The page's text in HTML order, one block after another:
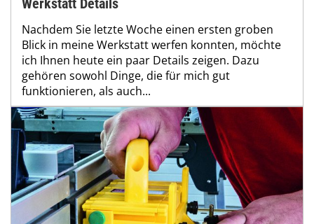
Werkstatt Details
Nachdem Sie letzte Woche einen ersten groben
Blick in meine Werkstatt werfen konnten, möchte
ich Ihnen heute ein paar Details zeigen. Dazu
gehören sowohl Dinge, die für mich gut
funktionieren, als auch...